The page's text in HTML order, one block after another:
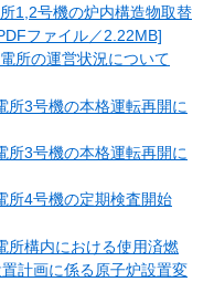
1,2号機の炉内構造物取替
ファイル／2.22MB]
所の運営状況について
所3号機の本格運転再開に
所3号機の本格運転再開に
所4号機の定期検査開始
所構内における使用済燃
計画に係る原子炉設置変